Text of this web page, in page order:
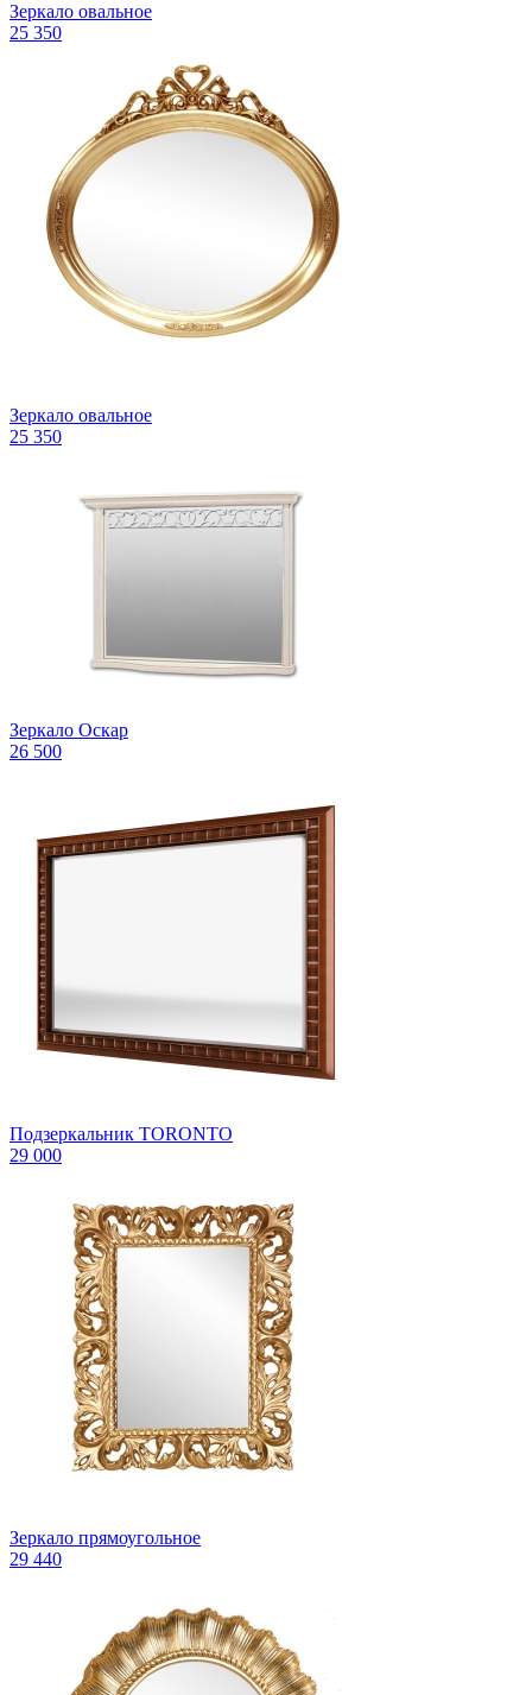
Зеркало овальное
25 350
Зеркало овальное
25 350
Зеркало Оскар
26 500
Подзеркальник TORONTO
29 000
Зеркало прямоугольное
29 440